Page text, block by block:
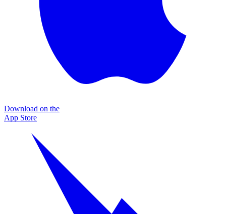
Download on the
App Store